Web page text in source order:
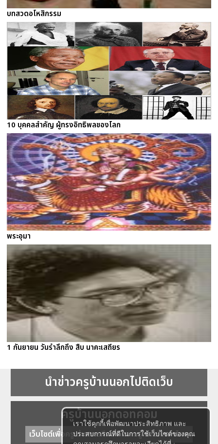
เราใช้คุกกี้เพื่อพัฒนาประสิทธิภาพ และ
ประสบการณ์ที่ดีในการใช้เว็บไซต์ของคุณ
บทสวดอโหสิกรรม
10 บุคคลสำคัญ ผู้ทรงอิทธิพลของโลก
พระอุมา
1 กันยายน วันรำลึกถึง สืบ นาคะเสถียร
นำข่าวครูบ้านนอกไปติดเว็บ
ครูบ้านนอกดอทคอม
เว็บไซต์เพื่อครู ข่าวการศึกษา ความรู้ การศึกษาไทย